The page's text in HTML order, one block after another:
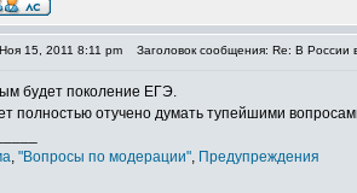
15, 2011 8:11 pm Заголовок сообщения: Re: В России
будет поколение ЕГЭ.
полностью отучено думать тупейшими
, "Вопросы по модерации", Предупреждения